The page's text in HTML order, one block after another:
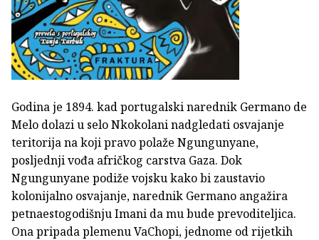
Godina je 1894. kad portugalski narednik Germano de
Melo dolazi u selo Nkokolani nadgledati osvajanje
teritorija na koji pravo polaže Ngungunyane,
posljednji vođa afričkog carstva Gaza. Dok
Ngungunyane podiže vojsku kako bi zaustavio
kolonijalno osvajanje, narednik Germano angažira
petnaestogodišnju Imani da mu bude prevoditeljica.
Ona pripada plemenu VaChopi, jednome od rijetkih